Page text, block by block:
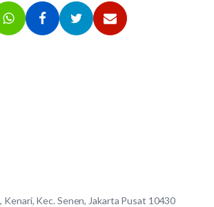
Kenari, Kec. Senen, Jakarta Pusat 10430